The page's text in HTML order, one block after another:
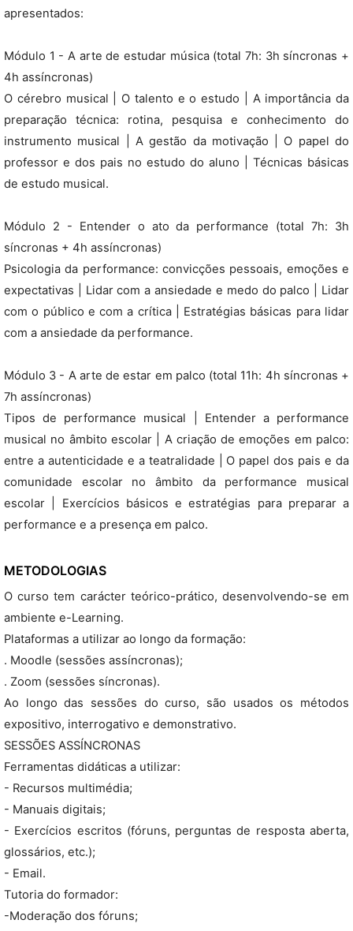
apresentados:
Módulo 1 - A arte de estudar música (total 7h: 3h síncronas +
4h assíncronas)
O cérebro musical | O talento e o estudo | A importância da
preparação técnica: rotina, pesquisa e conhecimento do
instrumento musical | A gestão da motivação | O papel do
professor e dos pais no estudo do aluno | Técnicas básicas
de estudo musical.
Módulo 2 - Entender o ato da performance (total 7h: 3h
síncronas + 4h assíncronas)
Psicologia da performance: convicções pessoais, emoções e
expectativas | Lidar com a ansiedade e medo do palco | Lidar
com o público e com a crítica | Estratégias básicas para lidar
com a ansiedade da performance.
Módulo 3 - A arte de estar em palco (total 11h: 4h síncronas +
7h assíncronas)
Tipos de performance musical | Entender a performance
musical no âmbito escolar | A criação de emoções em palco:
entre a autenticidade e a teatralidade | O papel dos pais e da
comunidade escolar no âmbito da performance musical
escolar | Exercícios básicos e estratégias para preparar a
performance e a presença em palco.
METODOLOGIAS
O curso tem carácter teórico-prático, desenvolvendo-se em
ambiente e-Learning.
Plataformas a utilizar ao longo da formação:
. Moodle (sessões assíncronas);
. Zoom (sessões síncronas).
Ao longo das sessões do curso, são usados os métodos
expositivo, interrogativo e demonstrativo.
SESSÕES ASSÍNCRONAS
Ferramentas didáticas a utilizar:
- Recursos multimédia;
- Manuais digitais;
- Exercícios escritos (fóruns, perguntas de resposta aberta,
glossários, etc.);
- Email.
Tutoria do formador:
-Moderação dos fóruns;